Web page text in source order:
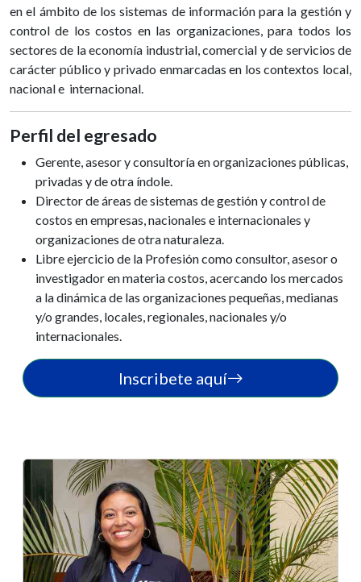
en el ámbito de los sistemas de información para la gestión y
control de los costos en las organizaciones, para todos los
sectores de la economía industrial, comercial y de servicios de
carácter público y privado enmarcadas en los contextos local,
nacional e internacional.
Perfil del egresado
Gerente, asesor y consultoría en organizaciones públicas,
privadas y de otra índole.
Director de áreas de sistemas de gestión y control de
costos en empresas, nacionales e internacionales y
organizaciones de otra naturaleza.
Libre ejercicio de la Profesión como consultor, asesor o
investigador en materia costos, acercando los mercados
a la dinámica de las organizaciones pequeñas, medianas
y/o grandes, locales, regionales, nacionales y/o
internacionales.
Inscribete aquí